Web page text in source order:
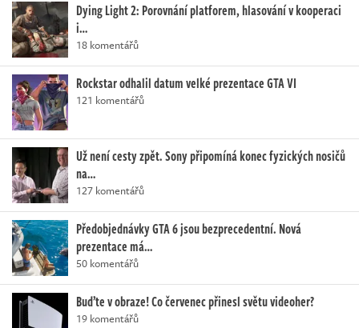
Dying Light 2: Porovnání platforem, hlasování v kooperaci
i…
18 komentářů
Rockstar odhalil datum velké prezentace GTA VI
121 komentářů
Už není cesty zpět. Sony připomíná konec fyzických nosičů
na…
127 komentářů
Předobjednávky GTA 6 jsou bezprecedentní. Nová
prezentace má…
50 komentářů
Buďte v obraze! Co červenec přinesl světu videoher?
19 komentářů